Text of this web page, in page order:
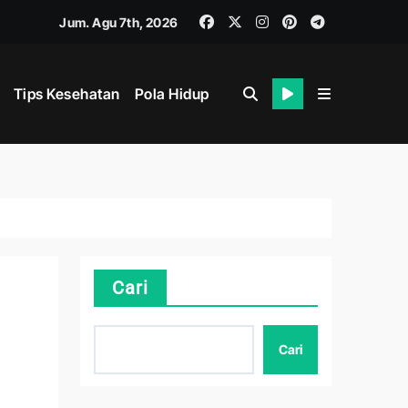
Mental
Jum. Agu 7th, 2026
Tips Kesehatan Pola Hidup
Cari
Cari